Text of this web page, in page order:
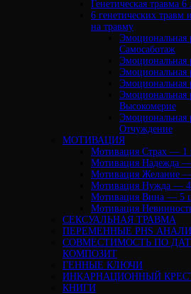
Генетическая травма
6 генетических
на травму
Самосаботаж
Эмоциональная
Эмоциональная
Высокомерие
Отчуждение
МОТИВАЦИЯ
Мотивация Страх — 1
Мотивация Надежда
Мотивация Желание
Мотивация Нужда — 4
Мотивация Вина — 5
Мотивация
СЕКСУАЛЬНАЯ ТРАВМА
ПЕРЕМЕННЫЕ PHS
CОВМЕСТИМОСТЬ ПО
КОМПОЗИТ
ГЕННЫЕ КЛЮЧИ
ИНКАРНАЦИОННЫЙ
КНИГИ